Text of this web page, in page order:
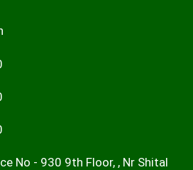
No - 930 9th Floor, , Nr Shital